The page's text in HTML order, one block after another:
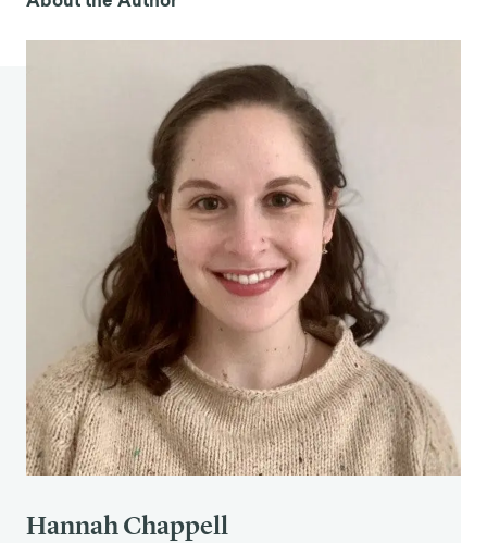
4. McKelvey, T. (2020, 20 juillet). Coronavirus : Why
are Americans so angry about masks ? BBC News.
https://www.bbc.co.uk/news/world-us-canada-
5. Henley, J. (2021, 26 janvier). Netherlands shaken
by third night of riots over Covid curfew. The
https://www.theguardian.com/world/2021/jan/26/n
etherlands-third-night-riots-covid-curfew-
lockdown-protesters
6. Kubba, S. (2020, 14 octobre). L'importance de la
culture dans les réponses sociétales au COVID-19.
Harvard Political Review. Consulté sur
https://harvardpolitics.com/culture-response-
covid-19/.
arch rave attended by '300 people'. BBC News.
Hannah Chappell